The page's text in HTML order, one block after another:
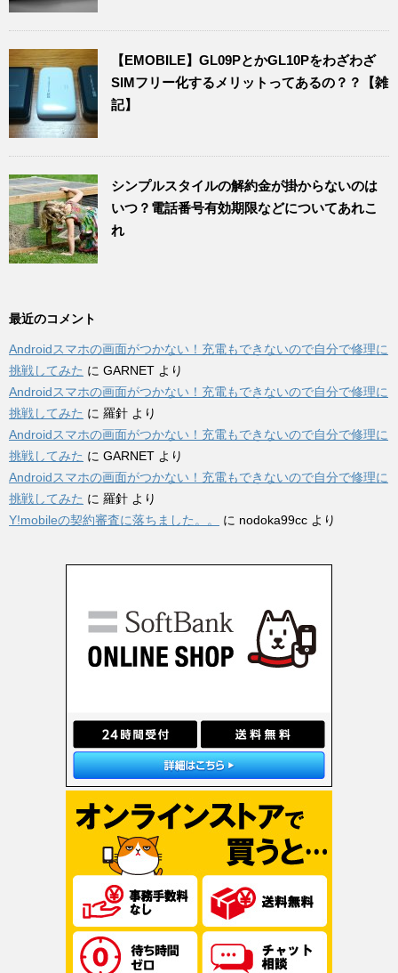
【EMOBILE】GL09PとかGL10Pをわざわざ
SIMフリー化するメリットってあるの？？【雑
記】
シンプルスタイルの解約金が掛からないのは
いつ？電話番号有効期限などについてあれこ
れ
最近のコメント
Androidスマホの画面がつかない！充電もできないので自分で修理に
挑戦してみた に GARNET より
Androidスマホの画面がつかない！充電もできないので自分で修理に
挑戦してみた に 羅針 より
Androidスマホの画面がつかない！充電もできないので自分で修理に
挑戦してみた に GARNET より
Androidスマホの画面がつかない！充電もできないので自分で修理に
挑戦してみた に 羅針 より
Y!mobileの契約審査に落ちました。。
に nodoka99cc より